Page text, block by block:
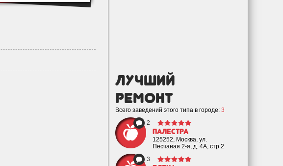
лучший
Ремонт
Всего заведений этого типа в городе: 3
2
Палестра
125252, Москва, ул.
Песчаная 2-я, д. 4А, стр.2
3